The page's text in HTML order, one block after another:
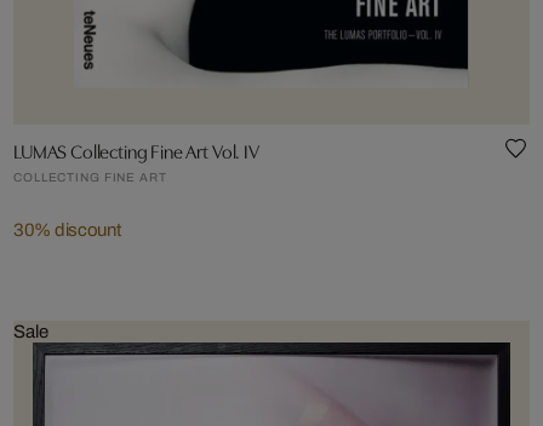
LUMAS Collecting Fine Art Vol. IV
COLLECTING FINE ART
30% discount
Sale